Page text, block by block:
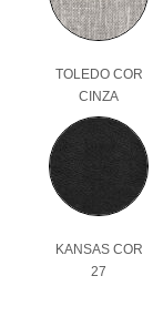
TOLEDO COR
CINZA
KANSAS COR
27